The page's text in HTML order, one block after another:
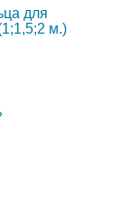
для
м.)